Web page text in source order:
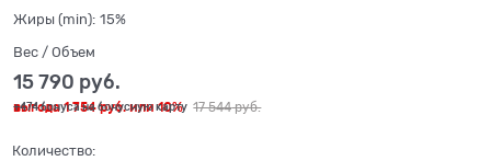
Жиры (min): 15%
Вес / Объем
17 544 руб.
15 790 руб.
выгода1 754 руб.или10%
+474 бонуса на бонусную карту
Количество: